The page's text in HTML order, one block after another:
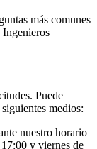
más comunes
Ingenieros
Puede
medios:
nuestro horario
y viernes de